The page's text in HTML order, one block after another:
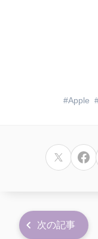
Apple
次の記事